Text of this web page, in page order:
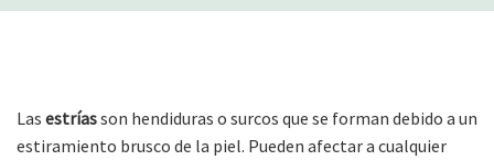
Las estríasson hendiduras o surcos que se forman debido a un
estiramiento brusco de la piel. Pueden afectar a cualquier